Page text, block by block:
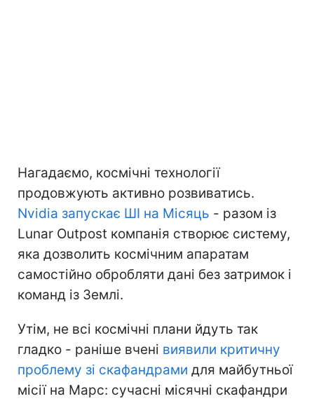
Нагадаємо, космічні технології
продовжують активно розвиватись.
Nvidia запускає ШІ на Місяць - разом із
Lunar Outpost компанія створює систему,
яка дозволить космічним апаратам
самостійно обробляти дані без затримок і
команд із Землі.
Утім, не всі космічні плани йдуть так
гладко - раніше вчені виявили критичну
проблему зі скафандрами для майбутньої
місії на Марс: сучасні місячні скафандри